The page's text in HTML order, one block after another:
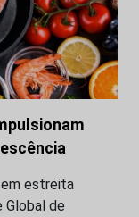
em estreita
de